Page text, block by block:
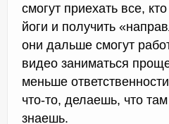
смогут приехать все,
йоги и получить
они дальше смогут
видео заниматься
меньше
что-то, делаешь, что
знаешь.